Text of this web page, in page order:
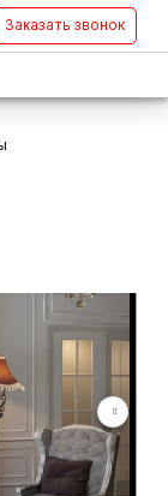
Заказать звонок